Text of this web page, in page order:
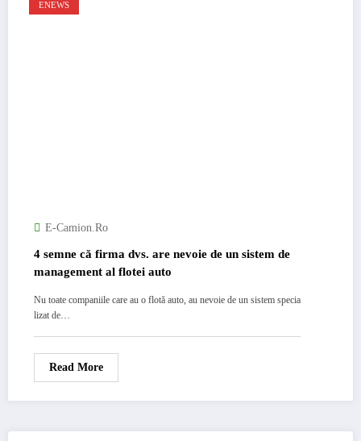
ENEWS
E-Camion.ro
4 semne că firma dvs. are nevoie de un sistem de
management al flotei auto
Nu toate companiile care au o flotă auto, au nevoie de un sistem specia
lizat de…
Read More